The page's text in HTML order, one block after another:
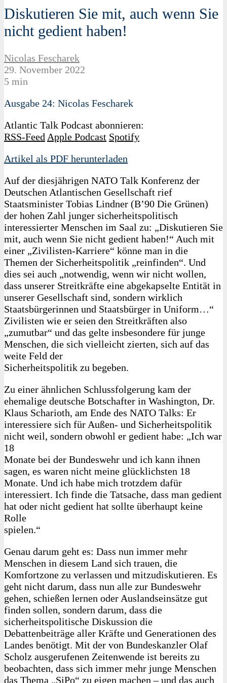
Diskutieren Sie mit, auch wenn Sie
nicht gedient haben!
Nicolas Fescharek
29. November 2022
5 min
Ausgabe 24: Nicolas Fescharek
Atlantic Talk Podcast abonnieren:
RSS-Feed Apple Podcast Spotify
Artikel als PDF herunterladen
Auf der diesjährigen NATO Talk Konferenz der
Deutschen Atlantischen Gesellschaft rief
Staatsminister Tobias Lindner (B’90 Die Grünen)
der hohen Zahl junger sicherheitspolitisch
interessierter Menschen im Saal zu: „Diskutieren Sie
mit, auch wenn Sie nicht gedient haben!“ Auch mit
einer „Zivilisten-Karriere“ könne man in die
Themen der Sicherheitspolitik „reinfinden“. Und
dies sei auch „notwendig, wenn wir nicht wollen,
dass unserer Streitkräfte eine abgekapselte Entität in
unserer Gesellschaft sind, sondern wirklich
Staatsbürgerinnen und Staatsbürger in Uniform…“
Zivilisten wie er seien den Streitkräften also
„zumutbar“ und das gelte insbesondere für junge
Menschen, die sich vielleicht zierten, sich auf das
weite Feld der
Sicherheitspolitik zu begeben.
Zu einer ähnlichen Schlussfolgerung kam der
ehemalige deutsche Botschafter in Washington, Dr.
Klaus Scharioth, am Ende des NATO Talks: Er
interessiere sich für Außen- und Sicherheitspolitik
nicht weil, sondern obwohl er gedient habe: „Ich war
18
Monate bei der Bundeswehr und ich kann ihnen
sagen, es waren nicht meine glücklichsten 18
Monate. Und ich habe mich trotzdem dafür
interessiert. Ich finde die Tatsache, dass man gedient
hat oder nicht gedient hat sollte überhaupt keine
Rolle
spielen.“
Genau darum geht es: Dass nun immer mehr
Menschen in diesem Land sich trauen, die
Komfortzone zu verlassen und mitzudiskutieren. Es
geht nicht darum, dass nun alle zur Bundeswehr
gehen, schießen lernen oder Auslandseinsätze gut
finden sollen, sondern darum, dass die
sicherheitspolitische Diskussion die
Debattenbeiträge aller Kräfte und Generationen des
Landes benötigt. Mit der von Bundeskanzler Olaf
Scholz ausgerufenen Zeitenwende ist bereits zu
beobachten, dass sich immer mehr junge Menschen
das Thema „SiPo“ zu eigen machen – und das auch